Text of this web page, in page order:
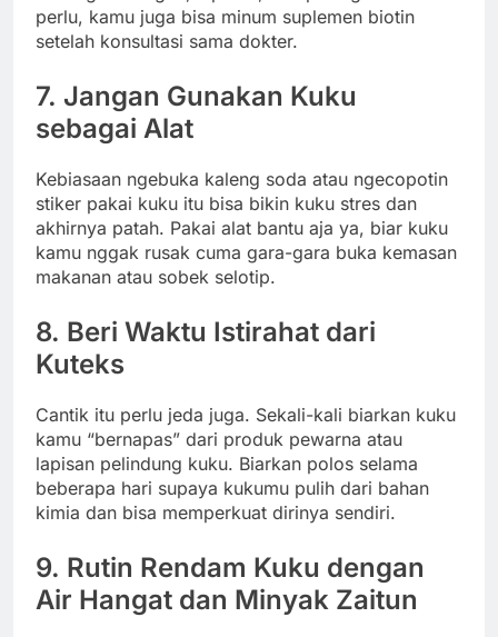
perlu, kamu juga bisa minum suplemen biotin
setelah konsultasi sama dokter.
7. Jangan Gunakan Kuku
sebagai Alat
Kebiasaan ngebuka kaleng soda atau ngecopotin
stiker pakai kuku itu bisa bikin kuku stres dan
akhirnya patah. Pakai alat bantu aja ya, biar kuku
kamu nggak rusak cuma gara-gara buka kemasan
makanan atau sobek selotip.
8. Beri Waktu Istirahat dari
Kuteks
Cantik itu perlu jeda juga. Sekali-kali biarkan kuku
kamu “bernapas” dari produk pewarna atau
lapisan pelindung kuku. Biarkan polos selama
beberapa hari supaya kukumu pulih dari bahan
kimia dan bisa memperkuat dirinya sendiri.
9. Rutin Rendam Kuku dengan
Air Hangat dan Minyak Zaitun